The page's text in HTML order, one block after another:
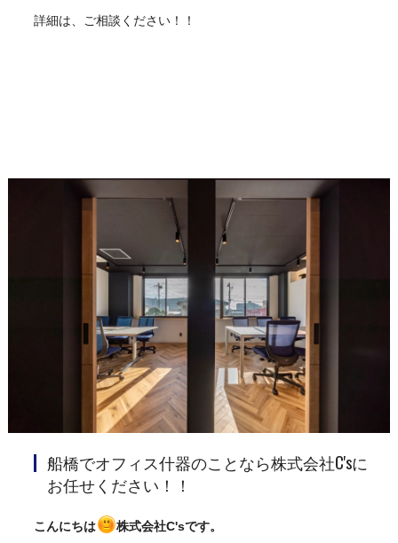
詳細は、ご相談ください！！
船橋でオフィス什器のことなら株式会社C'sに
お任せください！！
こんにちは 株式会社C'sです。